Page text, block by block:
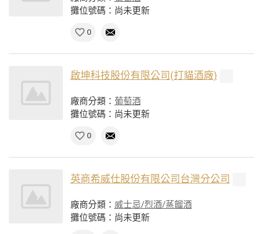
攤位號碼：尚未更新
0
啟坤科技股份有限公司(打貓酒廠)
廠商分類： 葡萄酒
攤位號碼：尚未更新
0
英商希威仕股份有限公司台灣分公司
廠商分類： 威士忌/烈酒/蒸餾酒
攤位號碼：尚未更新